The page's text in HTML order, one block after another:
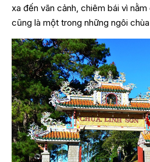
xa đến vãn cảnh, chiêm bái vì
cũng là một trong những ngôi